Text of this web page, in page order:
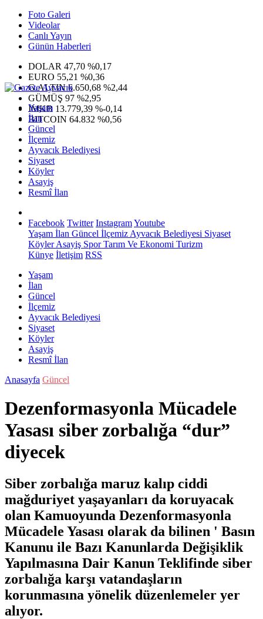
Foto Galeri
Videolar
Canlı Yayın
Günün Haberleri
DOLAR 47,70 %0,17
EURO 55,21 %0,36
G.ALTIN6.650,68 %2,44
GÜMÜŞ 97 %2,95
IMKB 13.779,39 %-0,14
BITCOIN 64.832 %0,56
Yaşam
İlan
Güncel
İlçemiz
Ayvacık Belediyesi
Siyaset
Köyler
Asayiş
Resmî İlan
Facebook Twitter InstagramYoutube
Yaşam İlan Güncel İlçemiz Ayvacık Belediyesi Siyaset
KöylerAsayiş SporTarım Ve Ekonomi Turizm
Künye İletişim RSS
Yaşam
İlan
Güncel
İlçemiz
Ayvacık Belediyesi
Siyaset
Köyler
Asayiş
Resmî İlan
Anasayfa Güncel
Dezenformasyonla Mücadele
Yasası siber zorbalığa “dur”
diyecek
Siber zorbalığa maruz kalıp ciddi
mağduriyet yaşayanları da koruyacak
olan Kamuoyunda Dezenformasyonla
Mücadele Yasası olarak da bilinen ' Basın
Kanunu ile Bazı Kanunlarda Değişiklik
Yapılmasına Dair Kanun Teklifinde siber
zorbalığa karşı vatandaşların
korunmasına yönelik düzenlemeler yer
alıyor.